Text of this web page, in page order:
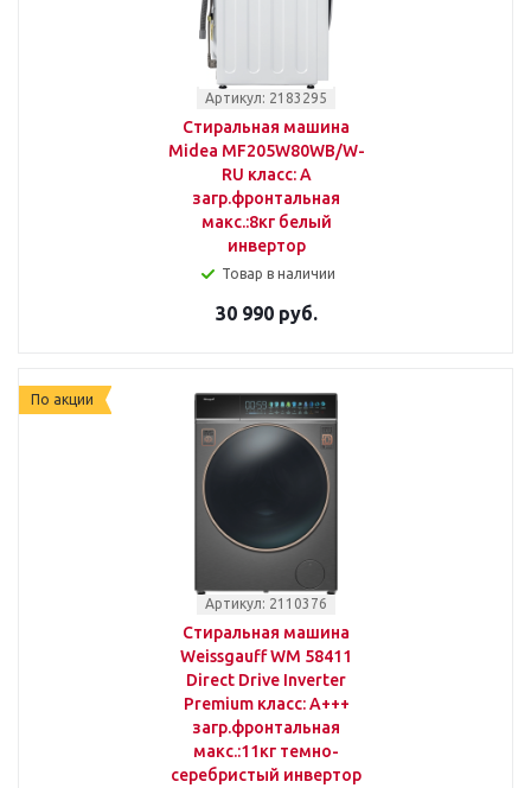
Артикул: 2183295
Стиральная машина
Midea MF205W80WB/W-
RU класс: A
загр.фронтальная
макс.:8кг белый
инвертор
Товар в наличии
30 990 руб.
По акции
Артикул: 2110376
Стиральная машина
Weissgauff WM 58411
Direct Drive Inverter
Premium класс: A+++
загр.фронтальная
макс.:11кг темно-
серебристый инвертор